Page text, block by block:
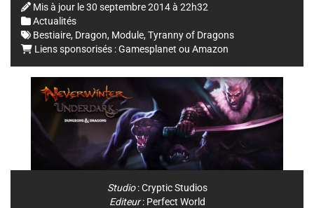
Mis à jour le30 septembre 2014 à 22h32
Actualités
Bestiaire, Dragon, Module, Tyranny of Dragons
Liens sponsorisés :Gamesplanet ou Amazon
Studio:Cryptic Studios
Editeur: Perfect World